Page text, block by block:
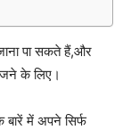
पा सकते हैं,और
के लिए।
में अपने सिर्फ